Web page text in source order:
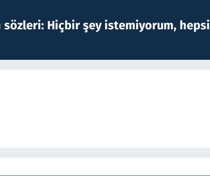
sözleri: Hiçbir şey istemiyorum, hepsi